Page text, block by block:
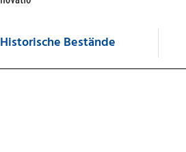
Historische Bestände